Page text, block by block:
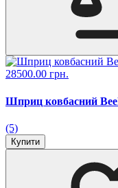
28500.00 грн.
Шприц ковбасний
(5)
Купити